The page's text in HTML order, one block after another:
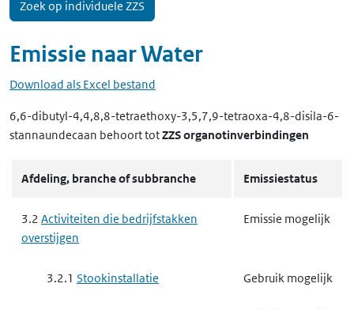
Emissie naarWater
Download als Excel bestand
6,6-dibutyl-4,4,8,8-tetraethoxy-3,5,7,9-tetraoxa-4,8-disila-6-
stannaundecaan behoort totZZS organotinverbindingen
Afdeling, branche of subbranche Emissiestatus
3.2 Activiteiten die bedrijfstakken
overstijgen
Emissie mogelijk
3.2.1 Stookinstallatie Gebruik mogelijk